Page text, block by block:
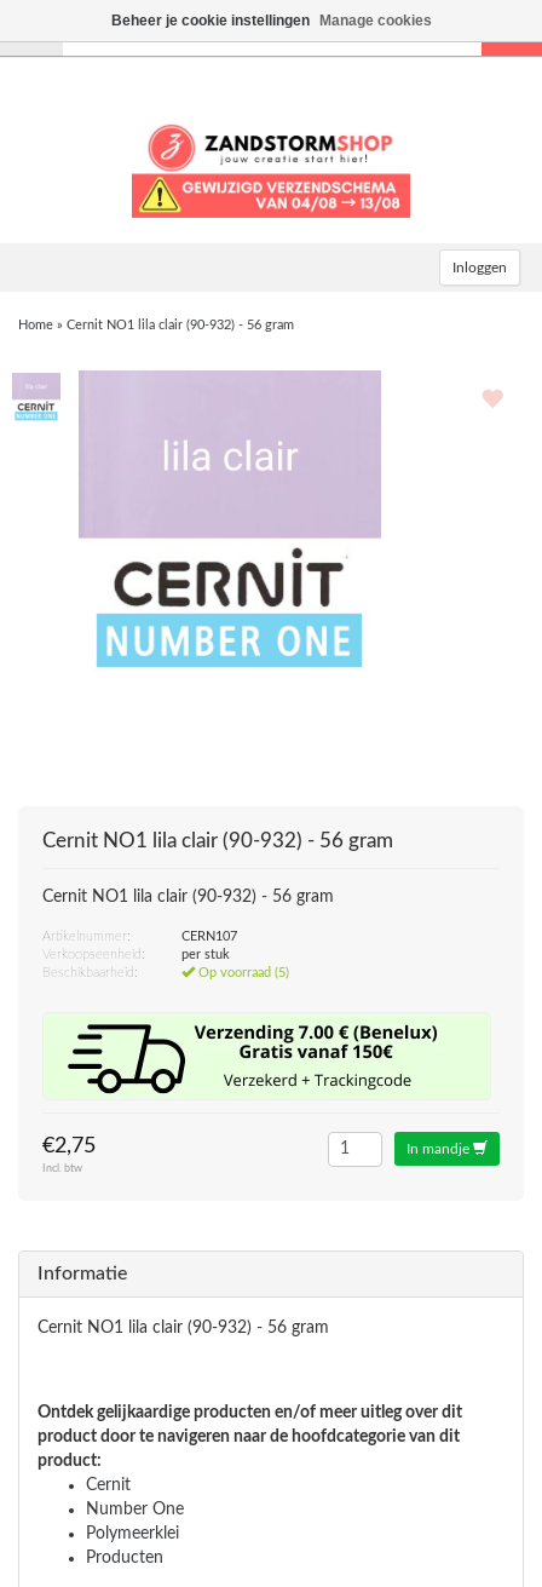
Inloggen
Home » Cernit NO1 lila clair (90-932) - 56 gram
Cernit NO1 lila clair (90-932) - 56 gram
Cernit NO1 lila clair (90-932) - 56 gram
Artikelnummer:
CERN107
Verkoopseenheid:
per stuk
Beschikbaarheid:
Op voorraad (5)
€2,75
Incl. btw
In mandje
Informatie
Cernit NO1 lila clair (90-932) - 56 gram
Ontdek gelijkaardige producten en/of meer uitleg over dit
product door te navigeren naar de hoofdcategorie van dit
product:
Cernit
Number One
Polymeerklei
Producten
Beheer je cookie instellingen Manage cookies